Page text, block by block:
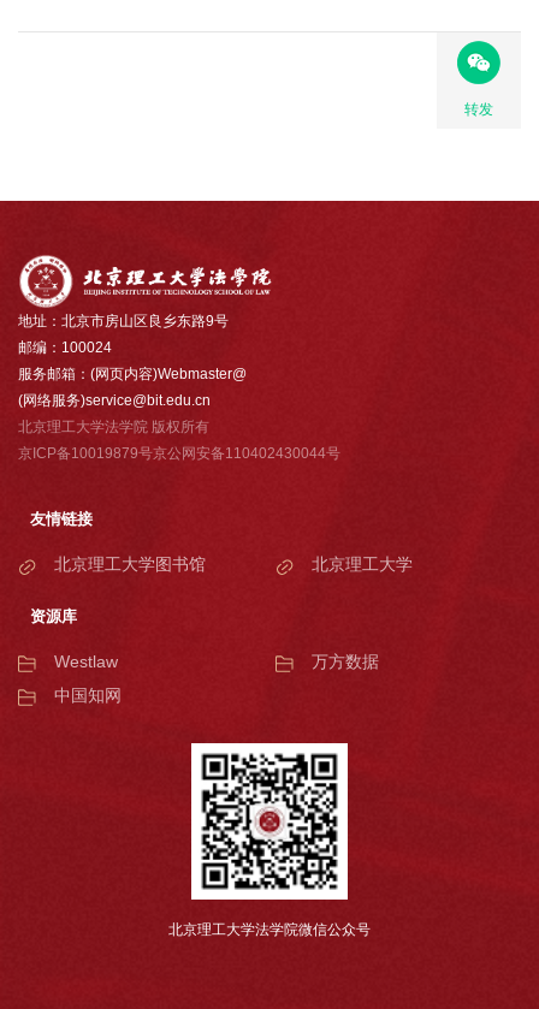
转发
地址：北京市房山区良乡东路9号
邮编：100024
服务邮箱：(网页内容)Webmaster@
(网络服务)service@bit.edu.cn
北京理工大学法学院 版权所有
京ICP备10019879号京公网安备110402430044号
友情链接
北京理工大学图书馆 北京理工大学
资源库
Westlaw
万方数据
中国知网
北京理工大学法学院微信公众号